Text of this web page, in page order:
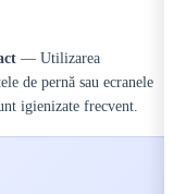
— Utilizarea
de pernă sau ecranele
igienizate frecvent.